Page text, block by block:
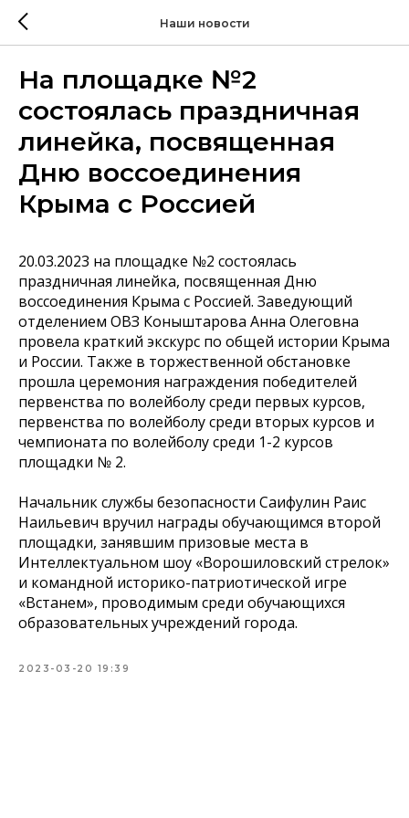
Наши новости
На площадке №2
состоялась праздничная
линейка, посвященная
Дню воссоединения
Крыма с Россией
20.03.2023 на площадке №2 состоялась
праздничная линейка, посвященная Дню
воссоединения Крыма с Россией. Заведующий
отделением ОВЗ Коныштарова Анна Олеговна
провела краткий экскурс по общей истории Крыма
и России. Также в торжественной обстановке
прошла церемония награждения победителей
первенства по волейболу среди первых курсов,
первенства по волейболу среди вторых курсов и
чемпионата по волейболу среди 1-2 курсов
площадки № 2.
Начальник службы безопасности Саифулин Раис
Наильевич вручил награды обучающимся второй
площадки, занявшим призовые места в
Интеллектуальном шоу «Ворошиловский стрелок»
и командной историко-патриотической игре
«Встанем», проводимым среди обучающихся
образовательных учреждений города.
2023-03-20 19:39